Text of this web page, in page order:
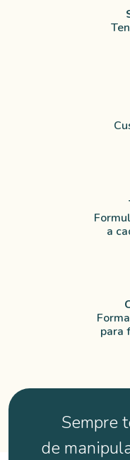
a
para
Sempre
de